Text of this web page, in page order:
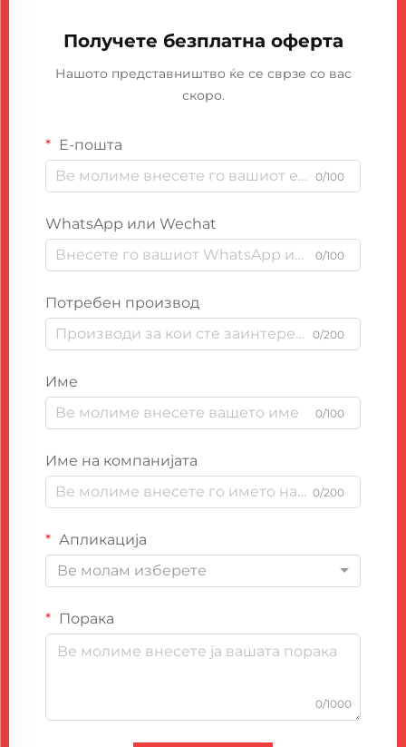
Получете безплатна оферта
Нашото представништво ќе се сврзе со вас
скоро.
Е-пошта
0/100
WhatsApp или Wechat
0/100
Потребен производ
0/200
Име
0/100
Име на компанијата
0/200
Апликација
Ве молам изберете
Порака
0/1000